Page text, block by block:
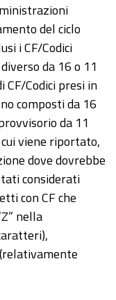
del ciclo
i CF/Codici
da 16 o 11
Codici presi in
composti da 16
da 11
viene riportato,
dove dovrebbe
considerati
con CF che
nella